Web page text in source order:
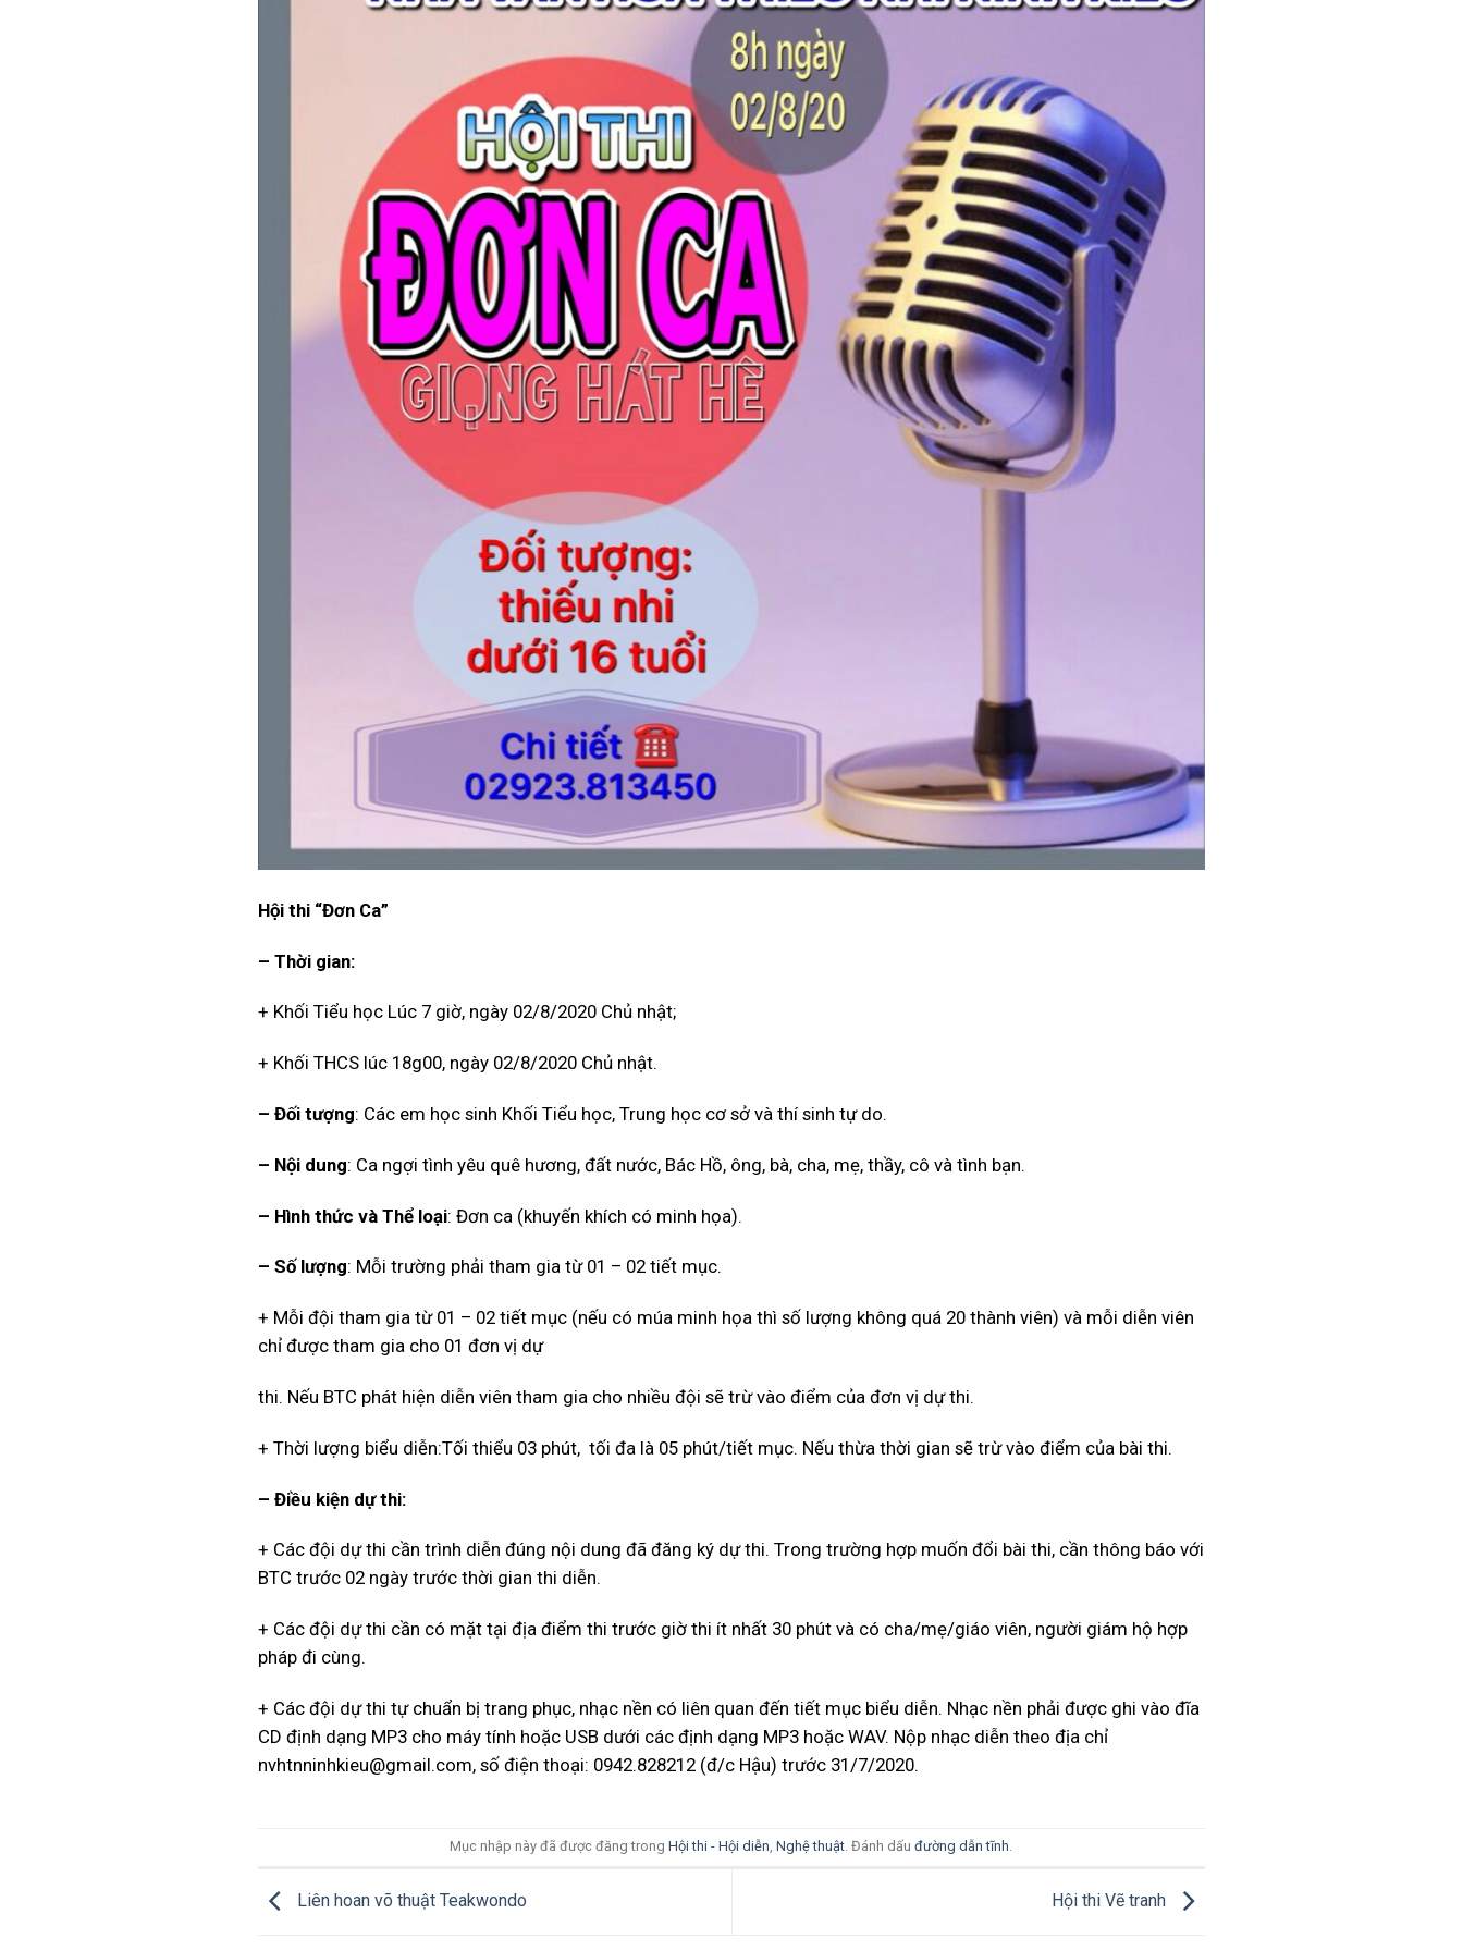
Hội thi “Đơn Ca”
– Thời gian:
+ Khối Tiểu học Lúc 7 giờ, ngày 02/8/2020 Chủ nhật;
+ Khối THCS lúc 18g00, ngày 02/8/2020 Chủ nhật.
– Đối tượng: Các em học sinh Khối Tiểu học, Trung học cơ sở và thí sinh tự do.
– Nội dung: Ca ngợi tình yêu quê hương, đất nước, Bác Hồ, ông, bà, cha, mẹ, thầy, cô và tình bạn.
– Hình thức và Thể loại: Đơn ca (khuyến khích có minh họa).
– Số lượng: Mỗi trường phải tham gia từ 01 – 02 tiết mục.
+ Mỗi đội tham gia từ 01 – 02 tiết mục (nếu có múa minh họa thì số lượng không quá 20 thành viên) và mỗi diễn viên
chỉ được tham gia cho 01 đơn vị dự
thi. Nếu BTC phát hiện diễn viên tham gia cho nhiều đội sẽ trừ vào điểm của đơn vị dự thi.
+ Thời lượng biểu diễn:Tối thiểu 03 phút, tối đa là 05 phút/tiết mục. Nếu thừa thời gian sẽ trừ vào điểm của bài thi.
– Điều kiện dự thi:
+ Các đội dự thi cần trình diễn đúng nội dung đã đăng ký dự thi. Trong trường hợp muốn đổi bài thi, cần thông báo với
BTC trước 02 ngày trước thời gian thi diễn.
+ Các đội dự thi cần có mặt tại địa điểm thi trước giờ thi ít nhất 30 phút và có cha/mẹ/giáo viên, người giám hộ hợp
pháp đi cùng.
+ Các đội dự thi tự chuẩn bị trang phục, nhạc nền có liên quan đến tiết mục biểu diễn. Nhạc nền phải được ghi vào đĩa
CD định dạng MP3 cho máy tính hoặc USB dưới các định dạng MP3 hoặc WAV. Nộp nhạc diễn theo địa chỉ
nvhtnninhkieu@gmail.com, số điện thoại: 0942.828212 (đ/c Hậu) trước 31/7/2020.
Mục nhập này đã được đăng trongHội thi - Hội diễn,Nghệ thuật. Đánh dấuđường dẫn tĩnh.
Liên hoan võ thuật Teakwondo Hội thi Vẽ tranh